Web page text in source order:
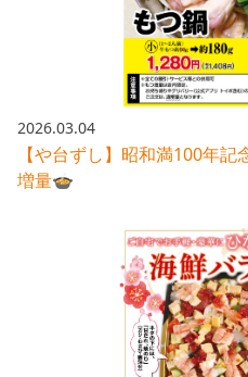
2026.03.04
【や台ずし】昭和満100年
増量🍲